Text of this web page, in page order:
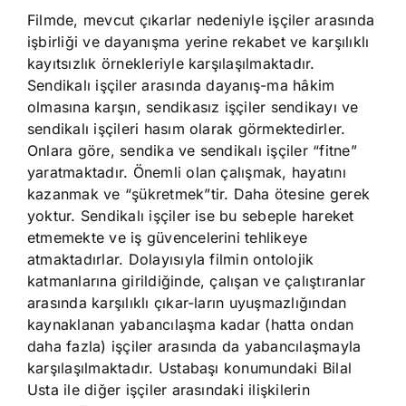
Filmde, mevcut çıkarlar nedeniyle işçiler arasında
işbirliği ve dayanışma yerine rekabet ve karşılıklı
kayıtsızlık örnekleriyle karşılaşılmaktadır.
Sendikalı işçiler arasında dayanış-ma hâkim
olmasına karşın, sendikasız işçiler sendikayı ve
sendikalı işçileri hasım olarak görmektedirler.
Onlara göre, sendika ve sendikalı işçiler “fitne”
yaratmaktadır. Önemli olan çalışmak, hayatını
kazanmak ve “şükretmek”tir. Daha ötesine gerek
yoktur. Sendikalı işçiler ise bu sebeple hareket
etmemekte ve iş güvencelerini tehlikeye
atmaktadırlar. Dolayısıyla filmin ontolojik
katmanlarına girildiğinde, çalışan ve çalıştıranlar
arasında karşılıklı çıkar-ların uyuşmazlığından
kaynaklanan yabancılaşma kadar (hatta ondan
daha fazla) işçiler arasında da yabancılaşmayla
karşılaşılmaktadır. Ustabaşı konumundaki Bilal
Usta ile diğer işçiler arasındaki ilişkilerin